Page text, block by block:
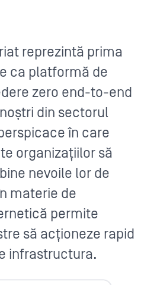
reprezintă prima
ca platformă de
zero end-to-end
din sectorul
în care
organizațiilor să
nevoile lor de
materie de
permite
să acționeze rapid
infrastructura.